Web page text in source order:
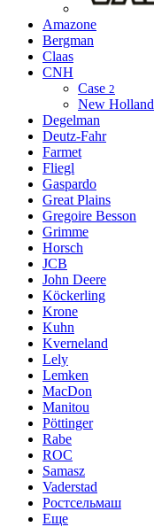
Amazone
Bergman
Claas
CNH
Case 2
New Holland
Degelman
Deutz-Fahr
Farmet
Fliegl
Gaspardo
Great Plains
Gregoire Besson
Grimme
Horsch
JCB
John Deere
Köckerling
Krone
Kuhn
Kverneland
Lely
Lemken
MacDon
Manitou
Pöttinger
Rabe
ROC
Samasz
Vaderstad
Ростсельмаш
Еще